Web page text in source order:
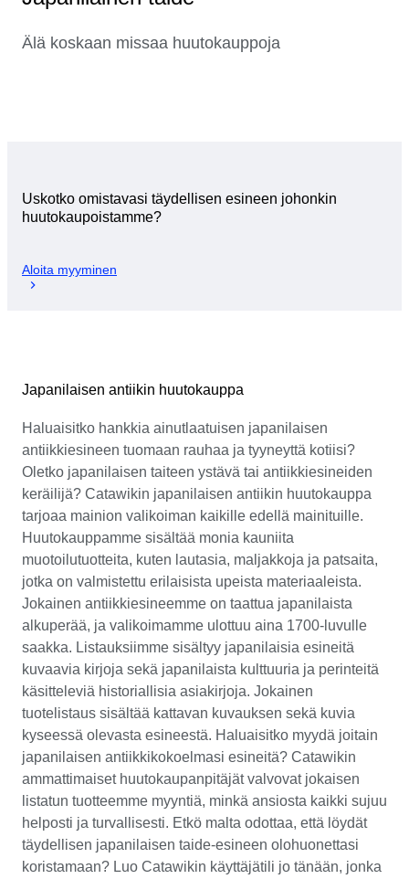
Älä koskaan missaa huutokauppoja
Uskotko omistavasi täydellisen esineen johonkin
huutokaupoistamme?
Aloita myyminen
Japanilaisen antiikin huutokauppa
Haluaisitko hankkia ainutlaatuisen japanilaisen
antiikkiesineen tuomaan rauhaa ja tyyneyttä kotiisi?
Oletko japanilaisen taiteen ystävä tai antiikkiesineiden
keräilijä? Catawikin japanilaisen antiikin huutokauppa
tarjoaa mainion valikoiman kaikille edellä mainituille.
Huutokauppamme sisältää monia kauniita
muotoilutuotteita, kuten lautasia, maljakkoja ja patsaita,
jotka on valmistettu erilaisista upeista materiaaleista.
Jokainen antiikkiesineemme on taattua japanilaista
alkuperää, ja valikoimamme ulottuu aina 1700-luvulle
saakka. Listauksiimme sisältyy japanilaisia esineitä
kuvaavia kirjoja sekä japanilaista kulttuuria ja perinteitä
käsitteleviä historiallisia asiakirjoja. Jokainen
tuotelistaus sisältää kattavan kuvauksen sekä kuvia
kyseessä olevasta esineestä. Haluaisitko myydä joitain
japanilaisen antiikkikokoelmasi esineitä? Catawikin
ammattimaiset huutokaupanpitäjät valvovat jokaisen
listatun tuotteemme myyntiä, minkä ansiosta kaikki sujuu
helposti ja turvallisesti. Etkö malta odottaa, että löydät
täydellisen japanilaisen taide-esineen olohuonettasi
koristamaan? Luo Catawikin käyttäjätili jo tänään, jonka